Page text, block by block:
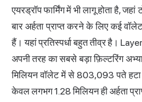
एयरड्रॉप फार्मिंग में भी लागू होता है,
बार अर्हता प्राप्त करने के लिए कई
हैं। यहां प्रतिस्पर्धा बहुत तीव्र है।
अपनी तरह का सबसे बड़ा फ़िल्टरिंग
मिलियन वॉलेट में से 803,093 पते हटा
केवल लगभग 1.28 मिलियन ही अर्हता